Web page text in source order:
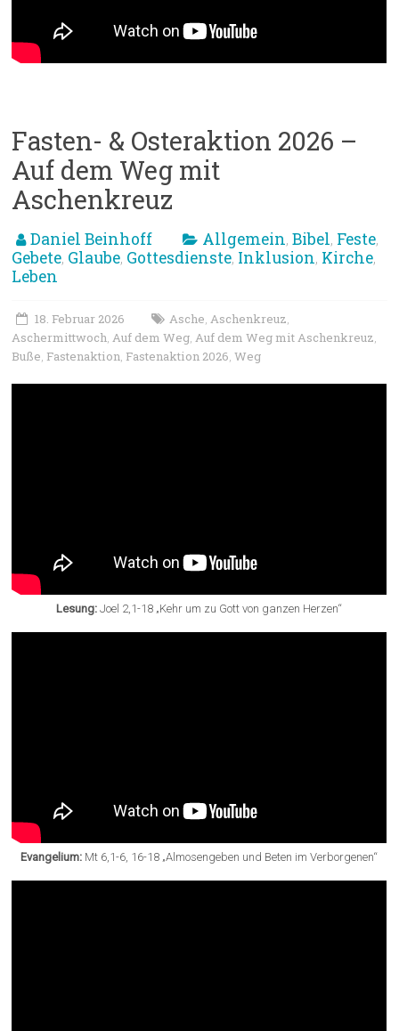
Fasten- & Osteraktion 2026 –
Auf dem Weg mit
Aschenkreuz
Daniel Beinhoff Allgemein,Bibel, Feste,
Gebete, Glaube, Gottesdienste, Inklusion, Kirche,
Leben
18. Februar 2026 Asche Aschenkreuz
Aschermittwoch Auf dem Weg Auf dem Weg mit Aschenkreuz
Buße Fastenaktion Fastenaktion 2026 ,Weg
Lesung:Joel 2,1-18 „Kehr um zu Gott von ganzen Herzen“
Evangelium: Mt 6,1-6, 16-18 „Almosengeben und Beten im Verborgenen“